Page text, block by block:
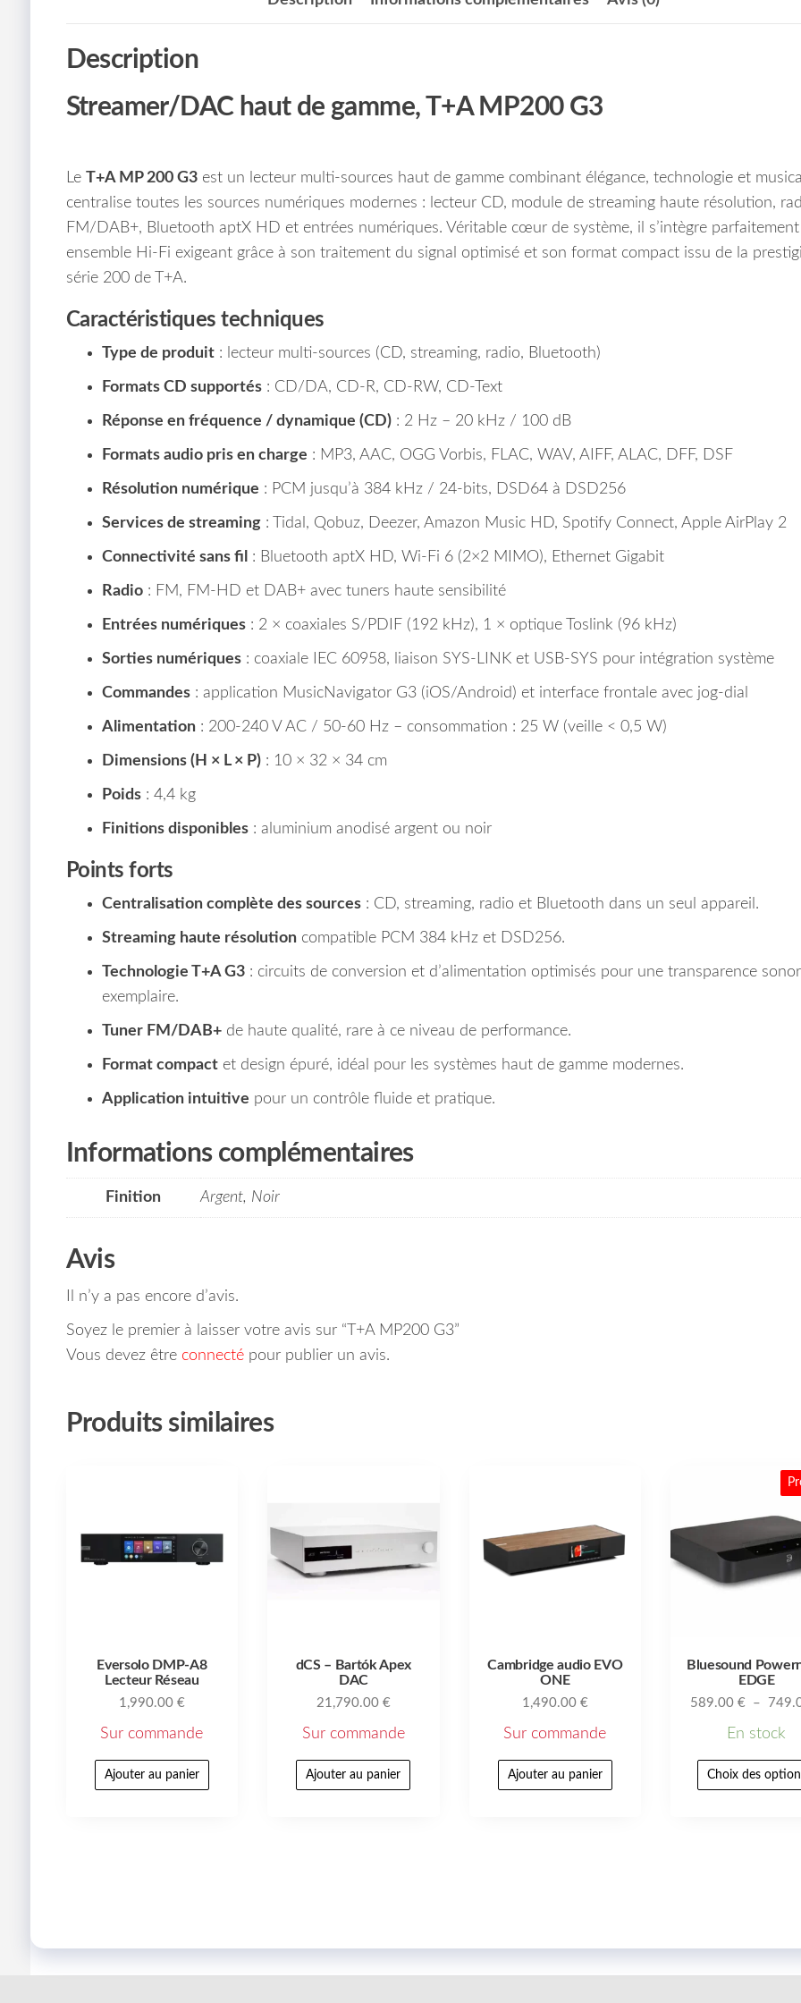
Description
Streamer/DAC haut de gamme, T+A MP200 G3
Le T+A MP 200 G3est un lecteur multi-sources haut de gamme combinant élégance, technologie et
centralise toutes les sources numériques modernes : lecteur CD, module de streaming haute résolution,
FM/DAB+, Bluetooth aptX HD et entrées numériques. Véritable cœur de système, il s’intègre
ensemble Hi-Fi exigeant grâce à son traitement du signal optimisé et son format compact issu de la
série 200 de T+A.
Caractéristiques techniques
Type de produit: lecteur multi-sources (CD, streaming, radio, Bluetooth)
Formats CD supportés: CD/DA, CD-R, CD-RW, CD-Text
Réponse en fréquence / dynamique (CD): 2 Hz – 20 kHz / 100 dB
Formats audio pris en charge : MP3, AAC, OGG Vorbis, FLAC, WAV, AIFF, ALAC, DFF, DSF
Résolution numérique : PCM jusqu’à 384 kHz / 24-bits, DSD64 à DSD256
Services de streaming: Tidal, Qobuz, Deezer, Amazon Music HD, Spotify Connect, Apple AirPlay 2
Connectivité sans fil : Bluetooth aptX HD, Wi-Fi 6 (2×2 MIMO), Ethernet Gigabit
Radio: FM, FM-HD et DAB+ avec tuners haute sensibilité
Entrées numériques: 2 × coaxiales S/PDIF (192 kHz), 1 × optique Toslink (96 kHz)
Sorties numériques: coaxiale IEC 60958, liaison SYS-LINK et USB-SYS pour intégration système
Commandes: application MusicNavigator G3 (iOS/Android) et interface frontale avec jog-dial
Alimentation: 200-240 V AC / 50-60 Hz – consommation : 25 W (veille < 0,5 W)
Dimensions (H × L × P): 10 × 32 × 34 cm
Poids: 4,4 kg
Finitions disponibles: aluminium anodisé argent ou noir
Points forts
Centralisation complète des sources: CD, streaming, radio et Bluetooth dans un seul appareil.
Streaming haute résolutioncompatible PCM 384 kHz et DSD256.
Technologie T+A G3: circuits de conversion et d’alimentation optimisés pour une transparence
exemplaire.
Tuner FM/DAB+de haute qualité, rare à ce niveau de performance.
Format compactet design épuré, idéal pour les systèmes haut de gamme modernes.
Application intuitive pour un contrôle fluide et pratique.
Informations complémentaires
Finition Argent, Noir
Avis
Il n’y a pas encore d’avis.
Soyez le premier à laisser votre avis sur “T+A MP200 G3”
Vous devez être connectépour publier un avis.
Produits similaires
Eversolo DMP-A8
Lecteur Réseau
1,990.00 €
Sur commande
Ajouter au panier
dCS – Bartók Apex
DAC
21,790.00 €
Sur commande
Ajouter au panier
Cambridge audio EVO
ONE
1,490.00 €
Sur commande
Ajouter au panier
Bluesound
EDGE
589.00 € –
En stock
Choix des